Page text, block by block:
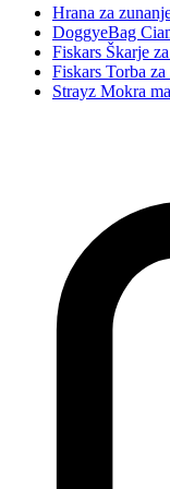
Hrana za
DoggyeBag
Fiskars Škarje
Fiskars Torba
Strayz Mokra